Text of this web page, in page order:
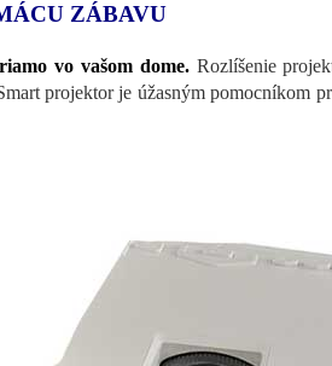
ZÁBAVU
vo vašom dome.Rozlíšenie
projektor je úžasným pomocníkom